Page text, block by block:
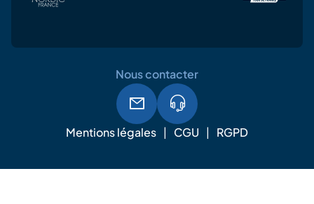
Mentions légales CGU RGPD
Nous contacter